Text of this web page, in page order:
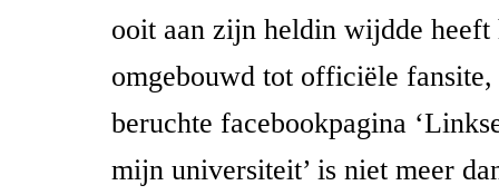
ooit aan zijn heldin wijdde
omgebouwd tot officiële
beruchte facebookpagina
mijn universiteit’ is niet meer